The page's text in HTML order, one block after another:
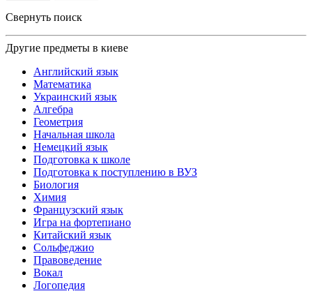
Свернуть поиск
Другие предметы в киеве
Английский язык
Математика
Украинский язык
Алгебра
Геометрия
Начальная школа
Немецкий язык
Подготовка к школе
Подготовка к поступлению в ВУЗ
Биология
Химия
Французский язык
Игра на фортепиано
Китайский язык
Сольфеджио
Правоведение
Вокал
Логопедия